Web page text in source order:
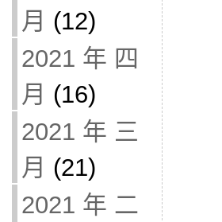
月 (12)
2021 年 四
月 (16)
2021 年 三
月 (21)
2021 年 二